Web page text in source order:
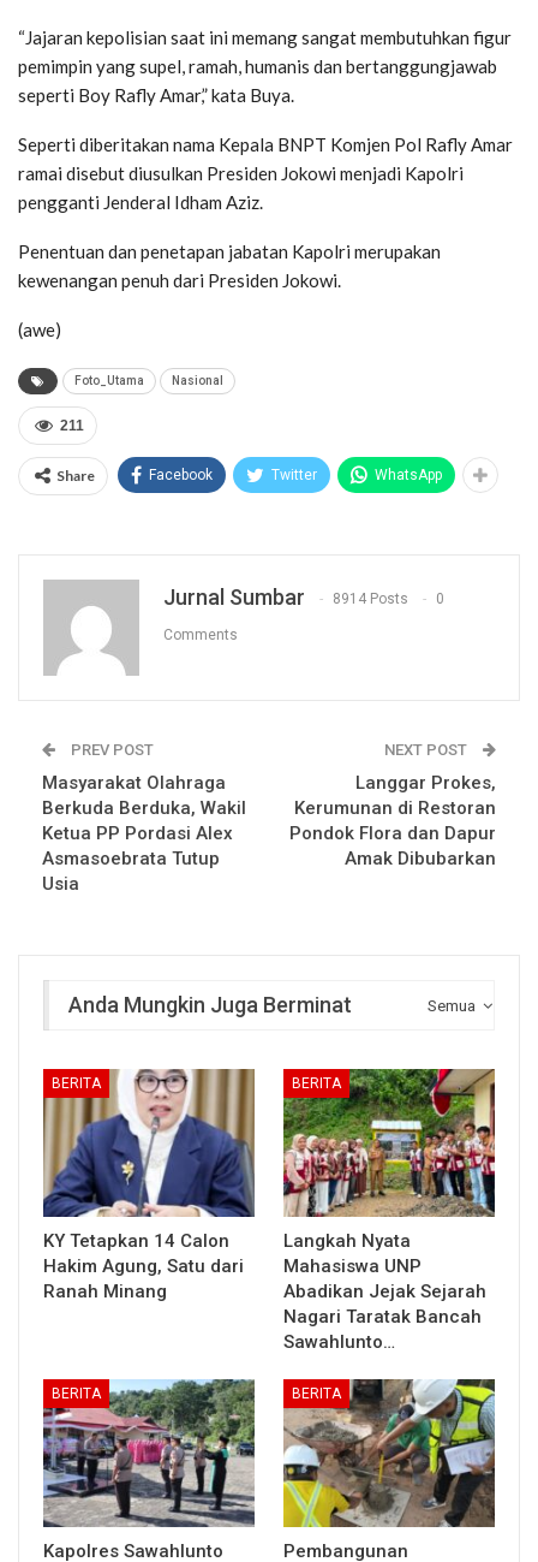
“Jajaran kepolisian saat ini memang sangat membutuhkan figur
pemimpin yang supel, ramah, humanis dan bertanggungjawab
seperti Boy Rafly Amar,” kata Buya.
Seperti diberitakan nama Kepala BNPT Komjen Pol Rafly Amar
ramai disebut diusulkan Presiden Jokowi menjadi Kapolri
pengganti Jenderal Idham Aziz.
Penentuan dan penetapan jabatan Kapolri merupakan
kewenangan penuh dari Presiden Jokowi.
(awe)
Foto_Utama Nasional
211
Share Facebook Twitter WhatsApp
Jurnal Sumbar 8914 Posts 0
Comments
PREV POST
Masyarakat Olahraga
Berkuda Berduka, Wakil
Ketua PP Pordasi Alex
Asmasoebrata Tutup
Usia
NEXT POST
Langgar Prokes,
Kerumunan di Restoran
Pondok Flora dan Dapur
Amak Dibubarkan
Semua
Anda Mungkin Juga Berminat
BERITA
KY Tetapkan 14 Calon
Hakim Agung, Satu dari
Ranah Minang
BERITA
Langkah Nyata
Mahasiswa UNP
Abadikan Jejak Sejarah
Nagari Taratak Bancah
Sawahlunto…
BERITA
Kapolres Sawahlunto
BERITA
Pembangunan